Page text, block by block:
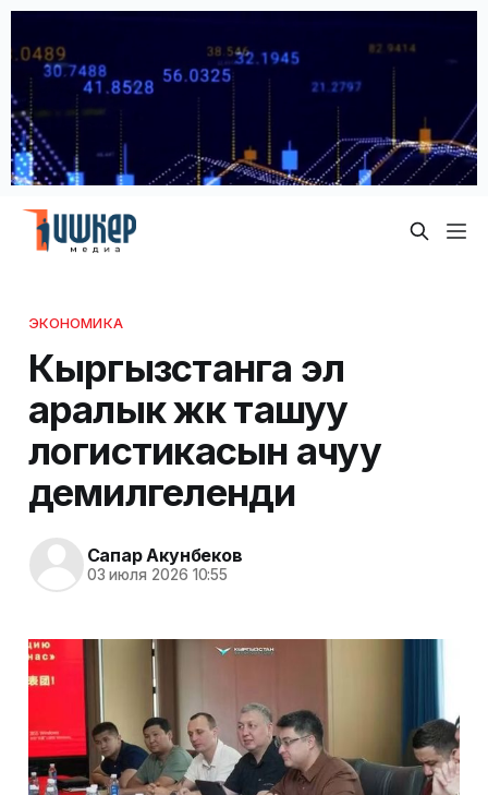
ЭКОНОМИКА
Кыргызстанга эл
аралык жүк ташуу
логистикасын ачуу
демилгеленди
Сапар Акунбеков
03 июля 2026 10:55